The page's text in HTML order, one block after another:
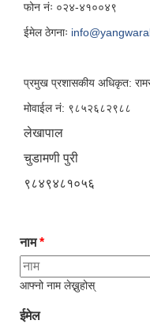
फोन नंः ०२४-४१००४९
ईमेल ठेगनाः
प्रमुख प्रशासकीय अधिकृत:
मोवाईल नं: ९८५२६८२९८८
लेखापाल
चुडामणी पुरी
९८४९४८१०५६
नाम*
आफ्नो नाम लेख्नुहोस्
ईमेल